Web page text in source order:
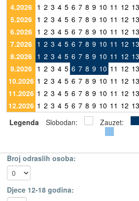
4.2026 1 2 3 4 5 6 7 8 9 10 11 12 13
5.2026 1 2 3 4 5 6 7 8 9 10 11 12 13
6.2026 1 2 3 4 5 6 7 8 9 10 11 12 13
7.2026 1 2 3 4 5 6 7 8 9 10 11 12 13
8.2026 1 2 3 4 5 6 7 8 9 10 11 12 13
9.2026 1 2 3 4 5 6 7 8 9 10 11 12 13
10.2026 1 2 3 4 5 6 7 8 9 10 11 12 13
11.2026 1 2 3 4 5 6 7 8 9 10 11 12 13
12.2026 1 2 3 4 5 6 7 8 9 10 11 12 13
Legenda
Slobodan: Zauzet:
Broj odraslih osoba:
Djece 12-18 godina: